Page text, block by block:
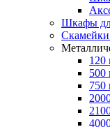
Шкафы
Скамейки
120
500
750